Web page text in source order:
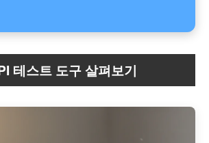
테스트 도구 살펴보기